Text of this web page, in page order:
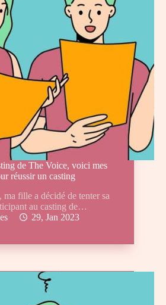
de The Voice, voici mes
réussir un casting
fille a décidé de tenter sa
au casting de…
29, Jan 2023